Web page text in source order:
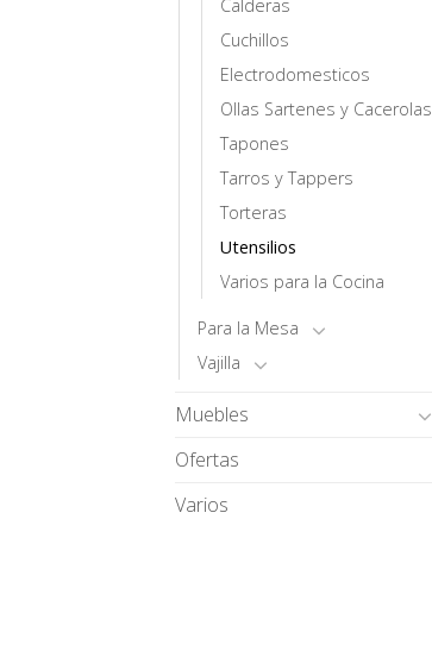
Calderas
Cuchillos
Electrodomesticos
Ollas Sartenes y Cacerolas
Tapones
Tarros y Tappers
Torteras
Utensilios
Varios para la Cocina
Para la Mesa
Vajilla
Muebles
Ofertas
Varios